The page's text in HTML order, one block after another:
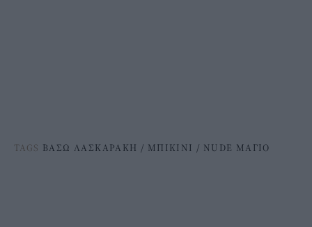
TAGS ΒΑΣΩ ΛΑΣΚΑΡΑΚΗ / ΜΠΙΚΙΝΙ / NUDE ΜΑΓΙΟ